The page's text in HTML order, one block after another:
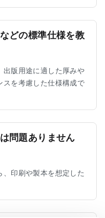
どの標準仕様を教
出版用途に適した厚みや
スを考慮した仕様構成で
問題ありません
印刷や製本を想定した